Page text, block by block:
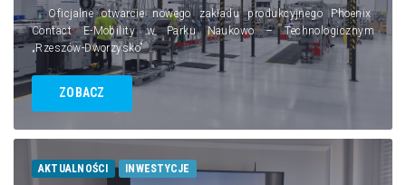
Oficjalne otwarcie nowego zakładu produkcyjnego Phoenix
Contact E-Mobility w Parku Naukowo – Technologicznym
„Rzeszów-Dworzysko” …
ZOBACZ
AKTUALNOŚCI INWESTYCJE